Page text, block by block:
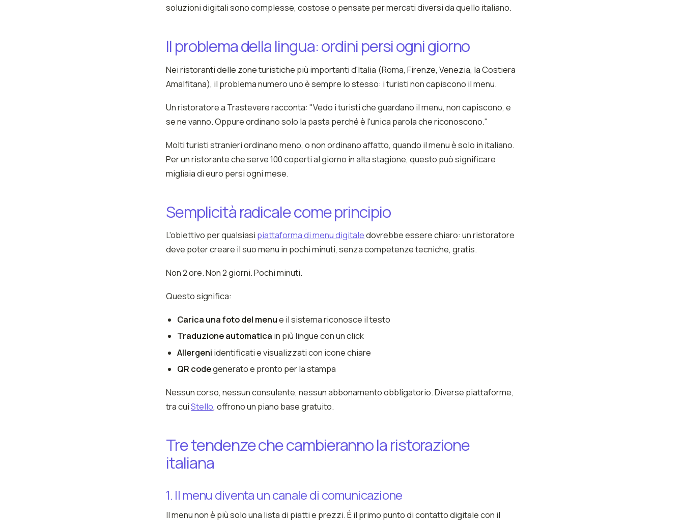
soluzioni digitali sono complesse, costose o pensate per mercati diversi da quello italiano.
Il problema della lingua: ordini persi ogni giorno
Nei ristoranti delle zone turistiche più importanti d'Italia (Roma, Firenze, Venezia, la Costiera
Amalfitana), il problema numero uno è sempre lo stesso: i turisti non capiscono il menu.
Un ristoratore a Trastevere racconta: "Vedo i turisti che guardano il menu, non capiscono, e
se ne vanno. Oppure ordinano solo la pasta perché è l'unica parola che riconoscono."
Molti turisti stranieri ordinano meno, o non ordinano affatto, quando il menu è solo in italiano.
Per un ristorante che serve 100 coperti al giorno in alta stagione, questo può significare
migliaia di euro persi ogni mese.
Semplicità radicale come principio
L'obiettivo per qualsiasi piattaforma di menu digitaledovrebbe essere chiaro: un ristoratore
deve poter creare il suo menu in pochi minuti, senza competenze tecniche, gratis.
Non 2 ore. Non 2 giorni. Pochi minuti.
Questo significa:
Carica una foto del menue il sistema riconosce il testo
Traduzione automatica in più lingue con un click
Allergeni identificati e visualizzati con icone chiare
QR codegenerato e pronto per la stampa
Nessun corso, nessun consulente, nessun abbonamento obbligatorio. Diverse piattaforme,
tra cuiStello, offrono un piano base gratuito.
Tre tendenze che cambieranno la ristorazione
italiana
1. Il menu diventa un canale di comunicazione
Il menu non è più solo una lista di piatti e prezzi. È il primo punto di contatto digitale con il